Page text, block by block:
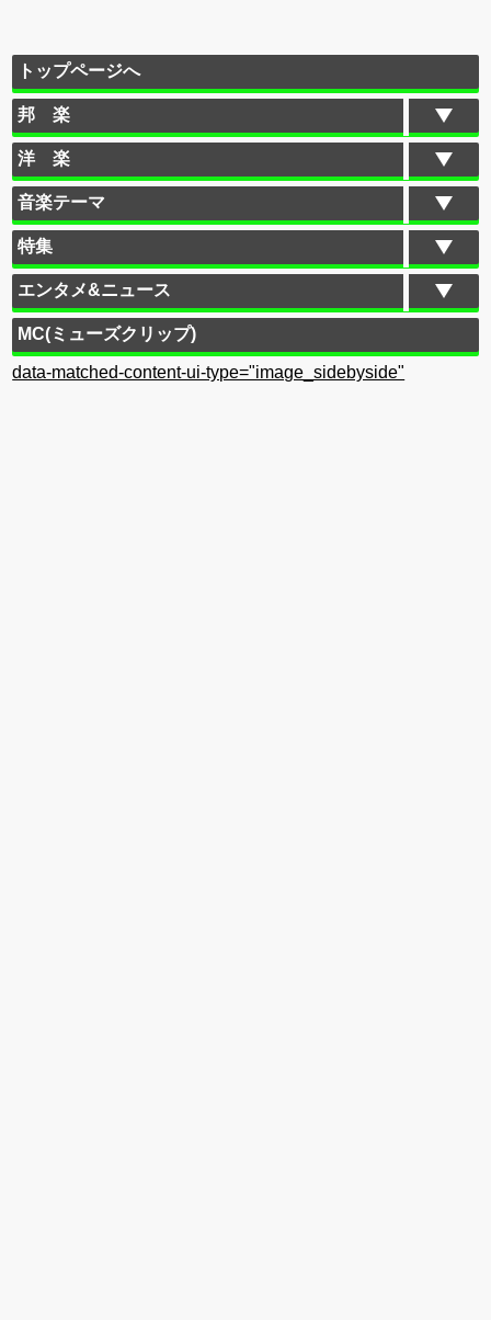
トップページへ
邦 楽
洋 楽
音楽テーマ
特集
エンタメ&ニュース
MC(ミューズクリップ)
data-matched-content-ui-type="image_sidebyside"